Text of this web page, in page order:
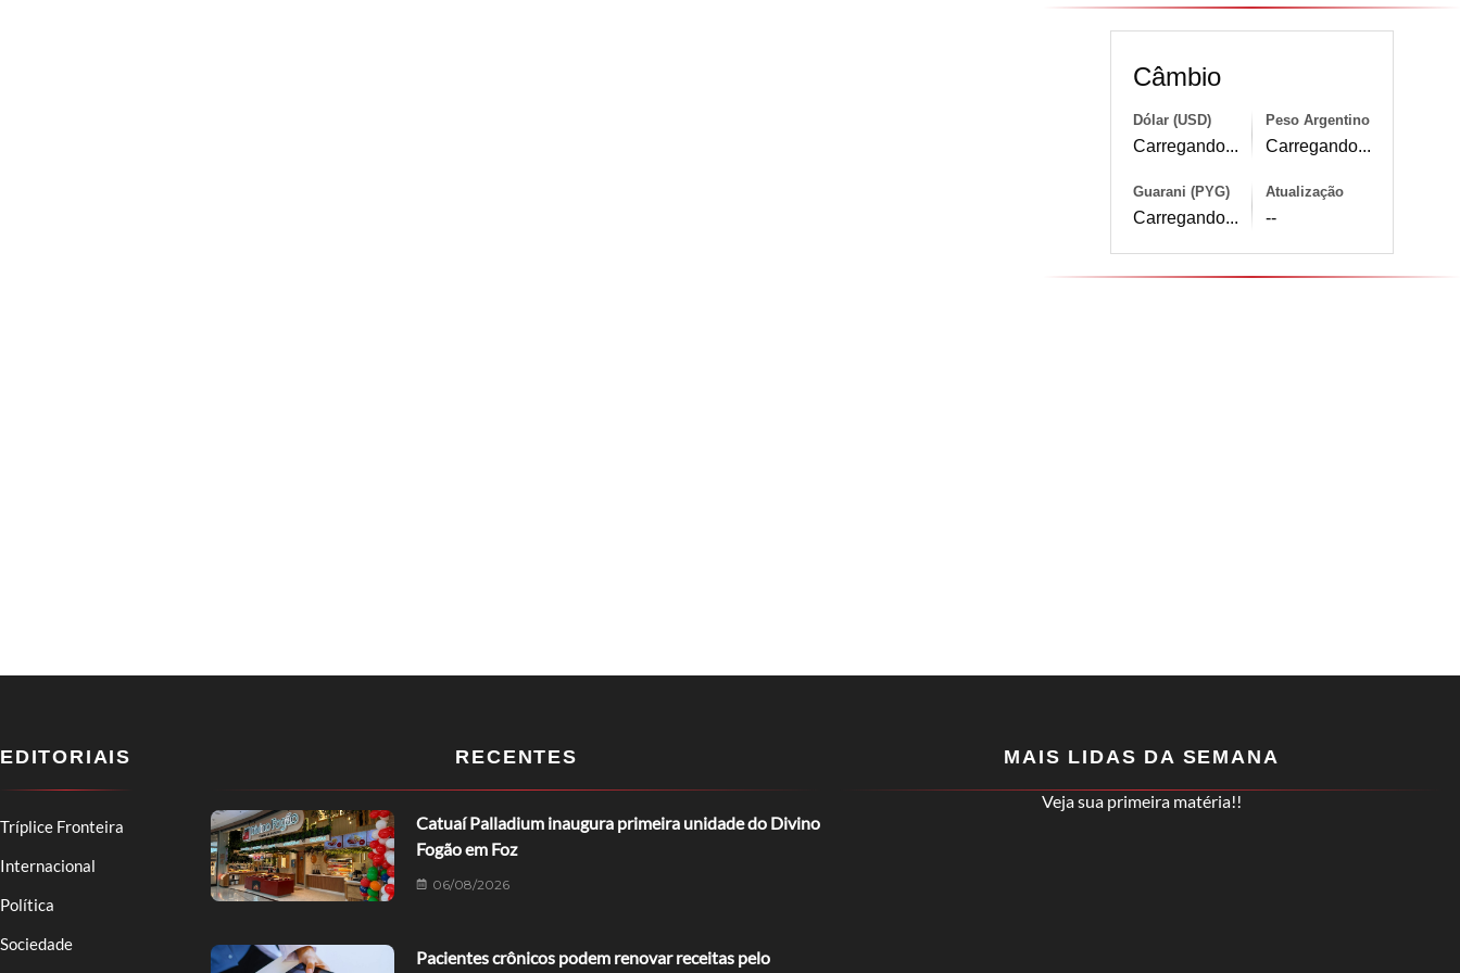
Câmbio
Dólar (USD)
Carregando...
Peso Argentino
Carregando...
Guarani (PYG)
Carregando...
Atualização
--
EDITORIAIS
Tríplice Fronteira
Internacional
Política
Sociedade
RECENTES
Catuaí Palladium inaugura primeira unidade do Divino
Fogão em Foz
06/08/2026
Pacientes crônicos podem renovar receitas pelo
MAIS LIDAS DA SEMANA
Veja sua primeira matéria!!